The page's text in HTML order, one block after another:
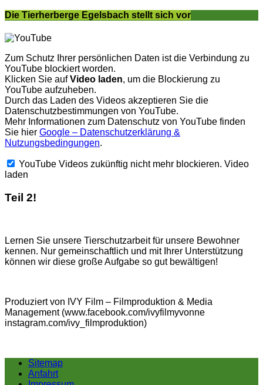
Die Tierherberge Egelsbach stellt sich vor
Zum Schutz Ihrer persönlichen Daten ist die Verbindung zu
YouTube blockiert worden.
Klicken Sie aufVideo laden, um die Blockierung zu
YouTube aufzuheben.
Durch das Laden des Videos akzeptieren Sie die
Datenschutzbestimmungen von YouTube.
Mehr Informationen zum Datenschutz von YouTube finden
Sie hier Google – Datenschutzerklärung &
Nutzungsbedingungen.
YouTube Videos zukünftig nicht mehr blockieren. Video
laden
Teil 2!
Lernen Sie unsere Tierschutzarbeit für unsere Bewohner
kennen. Nur gemeinschaftlich und mit Ihrer Unterstützung
können wir diese große Aufgabe so gut bewältigen!
Produziert von IVY Film – Filmproduktion & Media
Management (www.facebook.com/ivyfilmyvonne
instagram.com/ivy_filmproduktion)
Sitemap
Anfahrt